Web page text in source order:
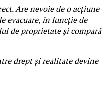
Are nevoie de o acțiune
evacuare, în funcție de
de proprietate și compară
drept și realitate devine